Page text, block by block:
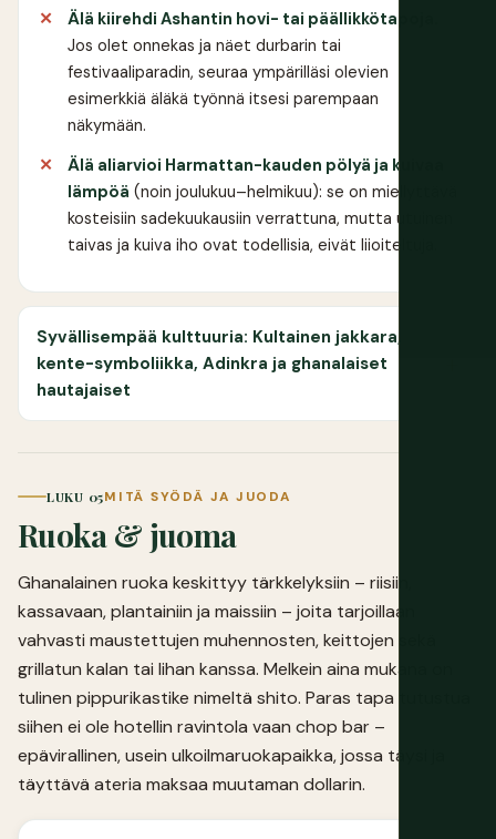
Älä kiirehdi Ashantin hovi- tai päällikkötapoja.
Jos olet onnekas ja näet durbarin tai
festivaaliparadin, seuraa ympärilläsi olevien
esimerkkiä äläkä työnnä itsesi parempaan
näkymään.
Älä aliarvioi Harmattan-kauden pölyä ja kuivaa
lämpöä (noin joulukuu–helmikuu): se on miellyttävä
kosteisiin sadekuukausiin verrattuna, mutta utuinen
taivas ja kuiva iho ovat todellisia, eivät liioiteltuja.
Syvällisempää kulttuuria: Kultainen jakkara,
kente-symboliikka, Adinkra ja ghanalaiset
hautajaiset
LUKU 05MITÄ SYÖDÄ JA JUODA
Ruoka & juoma
Ghanalainen ruoka keskittyy tärkkelyksiin – riisiin,
kassavaan, plantainiin ja maissiin – joita tarjoillaan
vahvasti maustettujen muhennosten, keittojen sekä
grillatun kalan tai lihan kanssa. Melkein aina mukana on
tulinen pippurikastike nimeltä shito. Paras tapa tutustua
siihen ei ole hotellin ravintola vaan chop bar –
epävirallinen, usein ulkoilmaruokapaikka, jossa täysi ja
täyttävä ateria maksaa muutaman dollarin.